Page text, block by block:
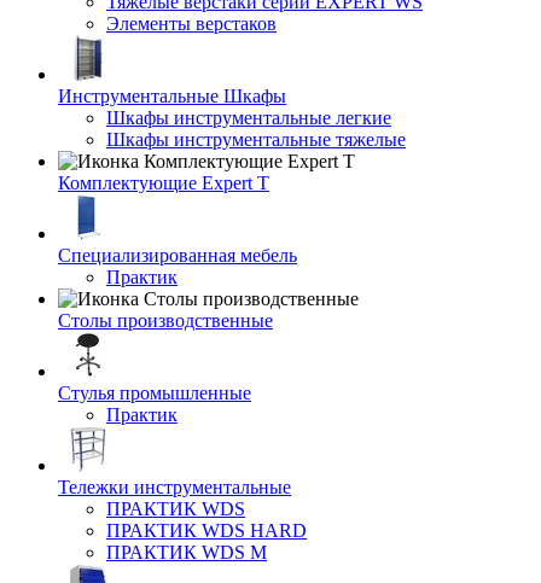
Элементы верстаков
Инструментальные Шкафы
Шкафы инструментальные легкие
Шкафы инструментальные тяжелые
Комплектующие Expert T
Специализированная мебель
Практик
Столы производственные
Стулья промышленные
Практик
Тележки инструментальные
ПРАКТИК WDS
ПРАКТИК WDS HARD
ПРАКТИК WDS M